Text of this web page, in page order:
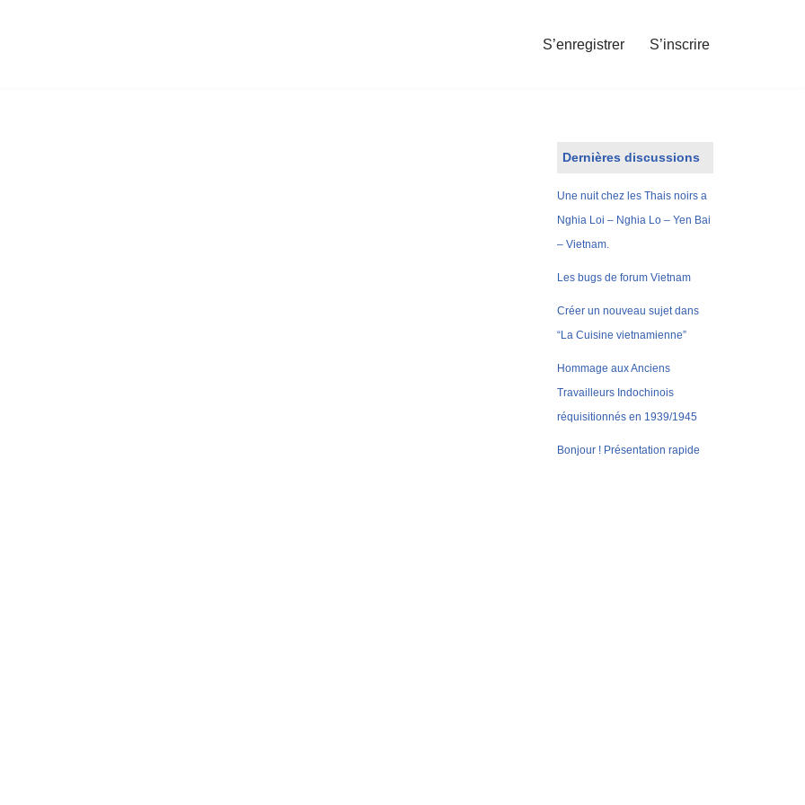
S’enregistrer S’inscrire
Dernières discussions
Une nuit chez les Thais noirs a
Nghia Loi – Nghia Lo – Yen Bai
– Vietnam.
Les bugs de forum Vietnam
Créer un nouveau sujet dans
“La Cuisine vietnamienne”
Hommage aux Anciens
Travailleurs Indochinois
réquisitionnés en 1939/1945
Bonjour ! Présentation rapide